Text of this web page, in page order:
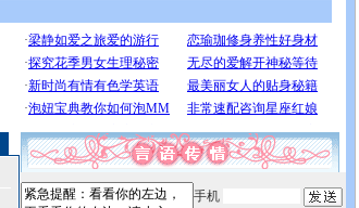
手机